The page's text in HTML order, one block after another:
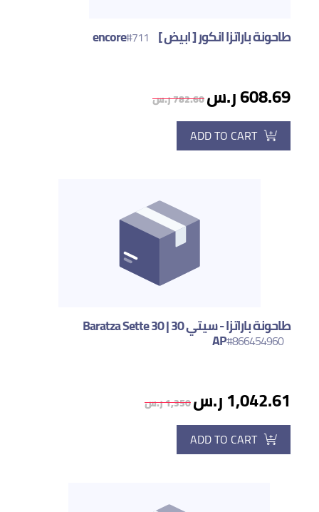
طاحونة باراتزا انكور [ ابيض ] encore #711
608.69 ر.س 782.60 ر.س
ADD TO CART
طاحونة باراتزا - سيتي 30 | Baratza Sette 30
AP#866454960
1,042.61 ر.س 1,350 ر.س
ADD TO CART